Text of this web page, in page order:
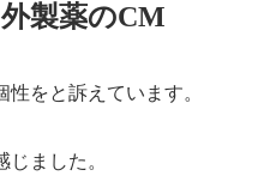
製薬のCM
をと訴えています。
ました。